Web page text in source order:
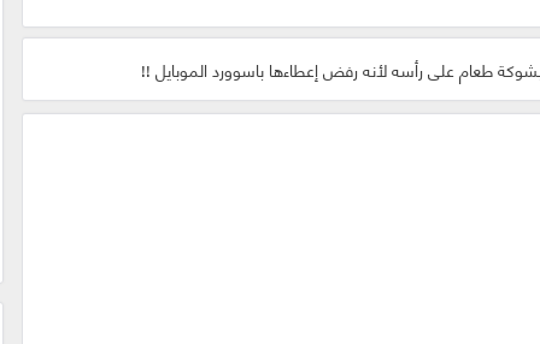
طعام على رأسه لأنه رفض إعطاءها باسوورد الموبايل !!